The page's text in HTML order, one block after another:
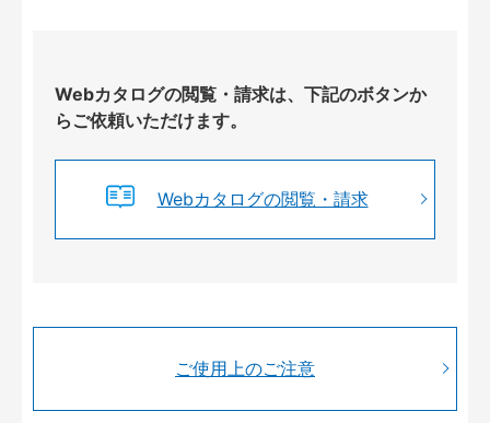
Webカタログの閲覧・請求は、下記のボタンか
らご依頼いただけます。
Webカタログの閲覧・請求
ご使用上のご注意